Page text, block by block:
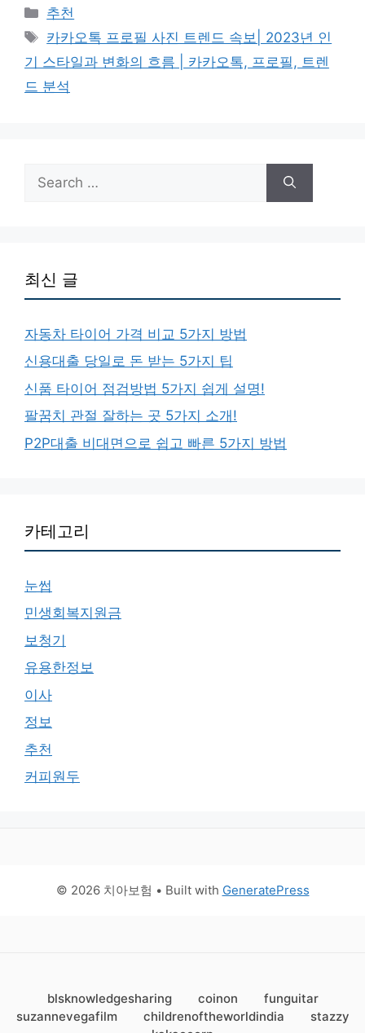
Categories
추천
Tags
카카오톡 프로필 사진 트렌드 속보| 2023년 인
기 스타일과 변화의 흐름 | 카카오톡, 프로필, 트렌
드 분석
for:
최신 글
자동차 타이어 가격 비교 5가지 방법
신용대출 당일로 돈 받는 5가지 팁
신품 타이어 점검방법 5가지 쉽게 설명!
팔꿈치 관절 잘하는 곳 5가지 소개!
P2P대출 비대면으로 쉽고 빠른 5가지 방법
카테고리
눈썹
민생회복지원금
보청기
유용한정보
이사
정보
추천
커피원두
© 2026 치아보험 • Built with GeneratePress
blsknowledgesharing coinon
funguitar
suzannevegafilm
childrenoftheworldindia
stazzy